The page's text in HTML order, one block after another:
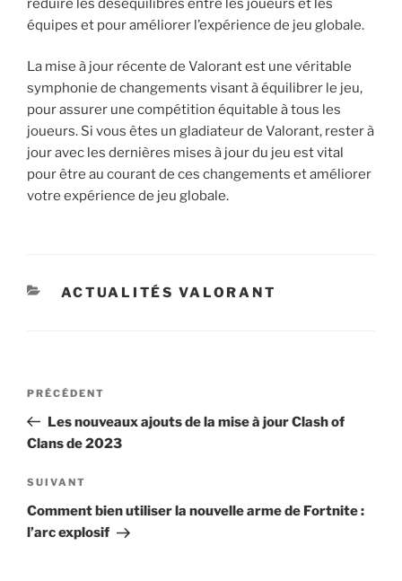
réduire les déséquilibres entre les joueurs et les
équipes et pour améliorer l’expérience de jeu globale.
La mise à jour récente de Valorant est une véritable
symphonie de changements visant à équilibrer le jeu,
pour assurer une compétition équitable à tous les
joueurs. Si vous êtes un gladiateur de Valorant, rester à
jour avec les dernières mises à jour du jeu est vital
pour être au courant de ces changements et améliorer
votre expérience de jeu globale.
CATÉGORIES
ACTUALITÉS VALORANT
Navigation
l’article
Article
précédent
PRÉCÉDENT
Les nouveaux ajouts de la mise à jour Clash of
Clans de 2023
Article
suivant
SUIVANT
Comment bien utiliser la nouvelle arme de Fortnite :
l’arc explosif